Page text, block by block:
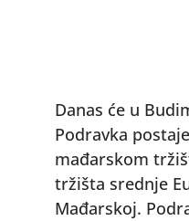
Danas će u
Podravka
mađarskom
tržišta srednje
Mađarskoj.